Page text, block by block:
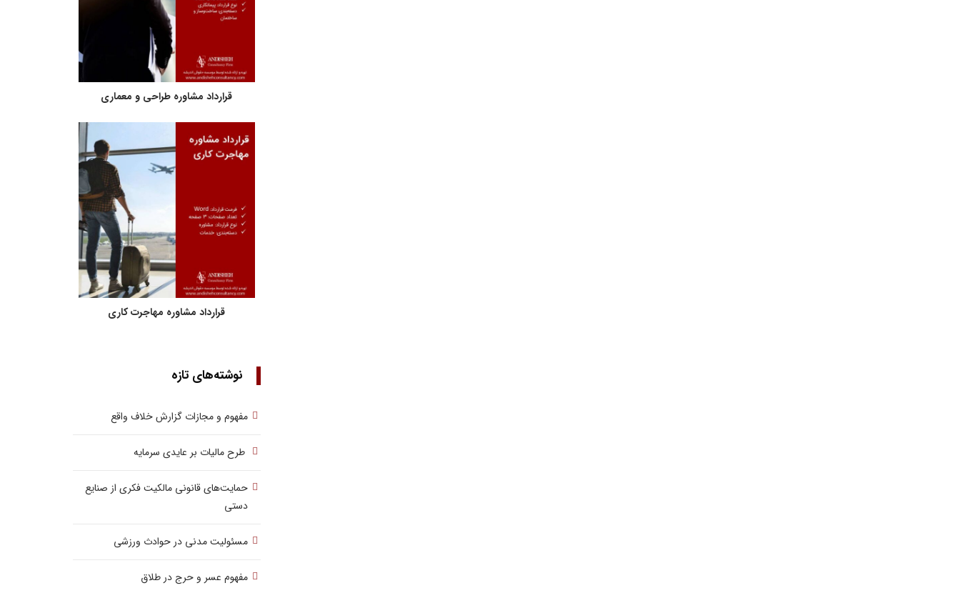
قرارداد مشاوره طراحی و معماری
قرارداد مشاوره مهاجرت کاری
نوشته‌های تازه
مفهوم و مجازات گزارش خلاف واقع
طرح مالیات بر عایدی سرمایه
حمایت‌های قانونی مالکیت فکری از صنایع
دستی
مسئولیت مدنی در حوادث ورزشی
مفهوم عسر و حرج در طلاق